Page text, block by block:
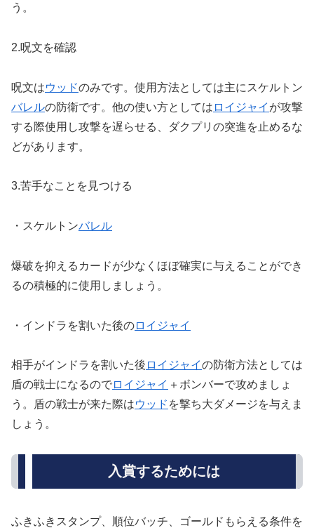
う。
2.呪文を確認
呪文はウッドのみです。使用方法としては主にスケルトン
バレルの防衛です。他の使い方としては ロイジャイ が攻撃
する際使用し攻撃を遅らせる、ダクプリの突進を止めるな
どがあります。
3.苦手なことを見つける
・スケルトンバレル
爆破を抑えるカードが少なくほぼ確実に与えることができ
るの積極的に使用しましょう。
・インドラを割いた後のロイジャイ
相手がインドラを割いた後 ロイジャイの防衛方法としては
盾の戦士になるのでロイジャイ ＋ボンバーで攻めましょ
う。盾の戦士が来た際はウッド を撃ち大ダメージを与えま
しょう。
入賞するためには
ふきふきスタンプ、順位バッチ、ゴールドもらえる条件を